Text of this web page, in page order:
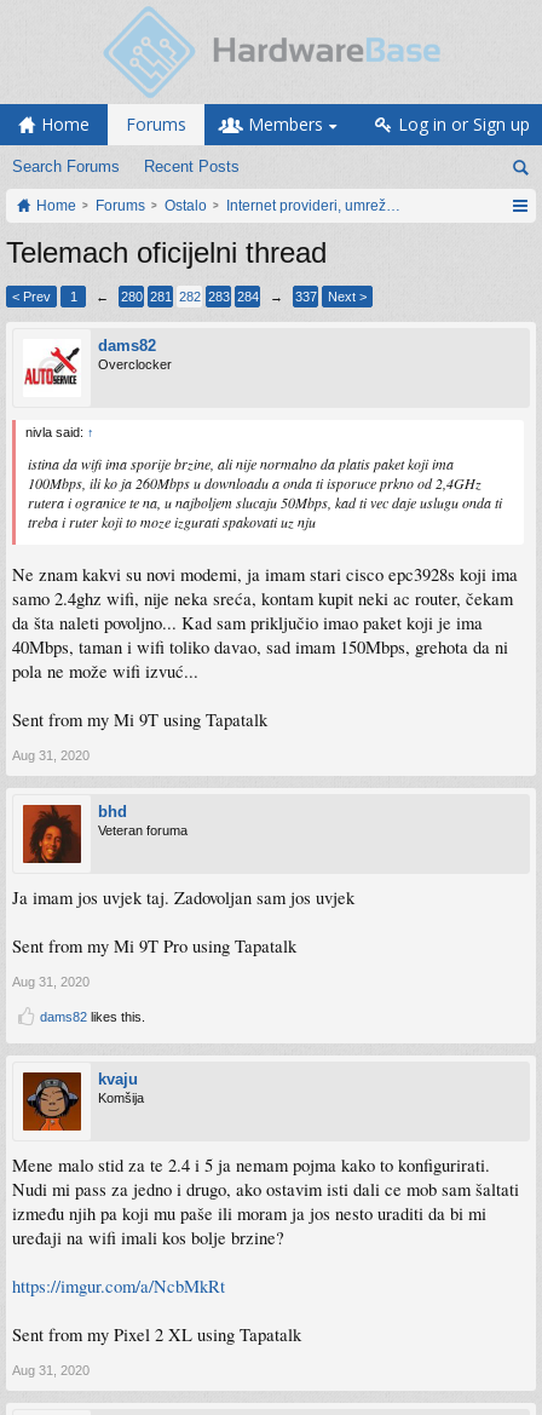
Home Forums
Search Forums Recent Posts
Members Log in or Sign up
Home Forums Ostalo Internet provideri, umrežavanje i web servisi
Telemach oficijelni thread
< Prev 1 ← 280 281 282 283 284 → 337 Next >
dams82
Overclocker
nivla said: ↑
istina da wifi ima sporije brzine, ali nije normalno da platis paket koji ima
100Mbps, ili ko ja 260Mbps u downloadu a onda ti isporuce prkno od 2,4GHz
rutera i ogranice te na, u najboljem slucaju 50Mbps, kad ti vec daje uslugu onda ti
treba i ruter koji to moze izgurati spakovati uz nju
Ne znam kakvi su novi modemi, ja imam stari cisco epc3928s koji ima
samo 2.4ghz wifi, nije neka sreća, kontam kupit neki ac router, čekam
da šta naleti povoljno... Kad sam priključio imao paket koji je ima
40Mbps, taman i wifi toliko davao, sad imam 150Mbps, grehota da ni
pola ne može wifi izvuć...
Sent from my Mi 9T using Tapatalk
Aug 31, 2020
bhd
Veteran foruma
Ja imam jos uvjek taj. Zadovoljan sam jos uvjek
Sent from my Mi 9T Pro using Tapatalk
Aug 31, 2020
dams82 likes this.
kvaju
Komšija
Mene malo stid za te 2.4 i 5 ja nemam pojma kako to konfigurirati.
Nudi mi pass za jedno i drugo, ako ostavim isti dali ce mob sam šaltati
između njih pa koji mu paše ili moram ja jos nesto uraditi da bi mi
uređaji na wifi imali kos bolje brzine?
https://imgur.com/a/NcbMkRt
Sent from my Pixel 2 XL using Tapatalk
Aug 31, 2020